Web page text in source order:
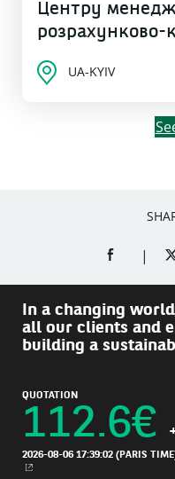
Центру
розрахунково-
UA-KYIV
SHARE ON
In a changing
all our clients and
building a
QUOTATION
112.6€
2026-08-06 17:39:02 (PARIS
NEW WINDOW